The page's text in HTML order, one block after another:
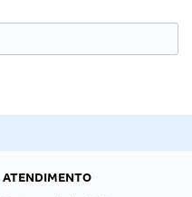
ATENDIMENTO